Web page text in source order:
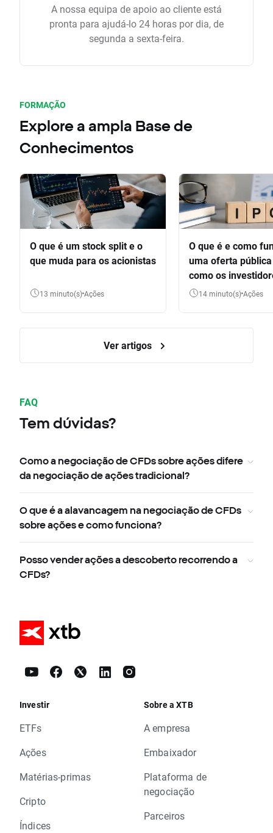
A nossa equipa de apoio ao cliente está
pronta para ajudá-lo 24 horas por dia, de
segunda a sexta-feira.
FORMAÇÃO
Explore a ampla Base de
Conhecimentos
O que é um stock split e o
que muda para os acionistas
13 minuto(s) Ações
O que é e como
uma oferta
como os
participar
14 minuto(s) Ações
Ver artigos
FAQ
Tem dúvidas?
Como a negociação de CFDs sobre ações difere
da negociação de ações tradicional?
O que é a alavancagem na negociação de CFDs
sobre ações e como funciona?
Posso vender ações a descoberto recorrendo a
CFDs?
Investir
ETFs
Ações
Matérias-primas
Cripto
Índices
Sobre a XTB
A empresa
Embaixador
Plataforma de
negociação
Parceiros